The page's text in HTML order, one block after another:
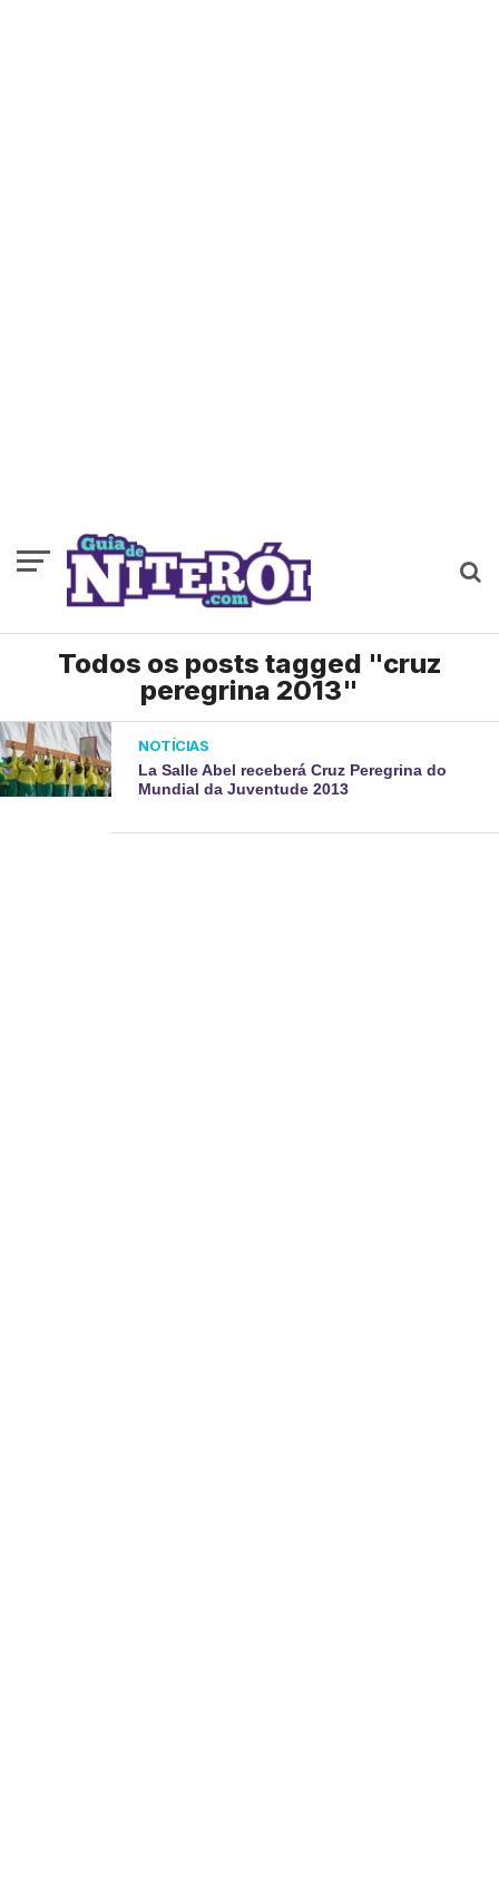
Todos os posts tagged "cruz
peregrina 2013"
NOTÍCIAS
La Salle Abel receberá Cruz Peregrina do
Mundial da Juventude 2013